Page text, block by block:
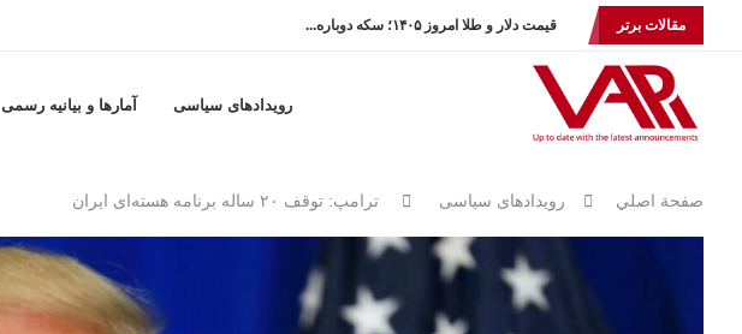
مقالات برتر قیمت دلار و طلا امروز ۱۴۰۵؛ سکه دوباره...
رویدادهای سیاسی آمارها و بيانيه رسمى
صفحة اصلي رویدادهای سیاسی ترامپ: توقف ۲۰ ساله برنامه هسته‌ای ایران